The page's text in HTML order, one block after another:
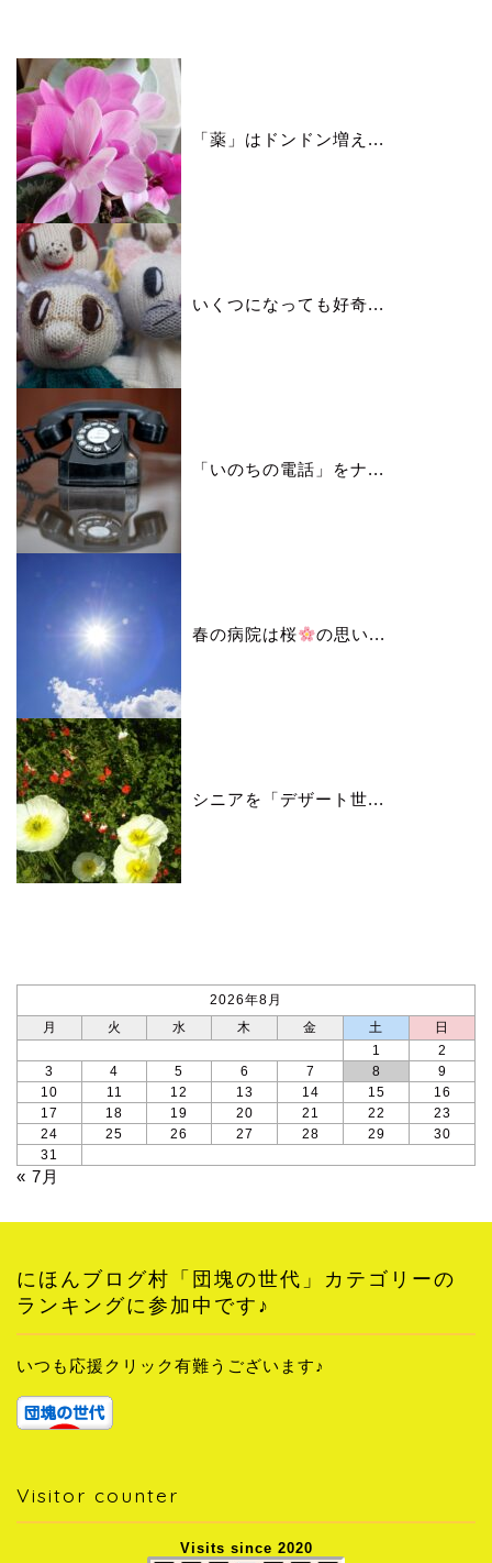
「薬」はドンドン増え...
いくつになっても好奇...
「いのちの電話」をナ...
春の病院は桜 の思い...
シニアを「デザート世...
2026年8月
月
火 水 木 金 土
日
1
2
3
4 5 6 7 8
9
10
11 12 13 14 15
16
17
18 19 20 21 22
23
24
25 26 27 28 29
30
31
« 7月
にほんブログ村「団塊の世代」カテゴリーの
ランキングに参加中です♪
いつも応援クリック有難うございます♪
Visitor counter
Visits since 2020